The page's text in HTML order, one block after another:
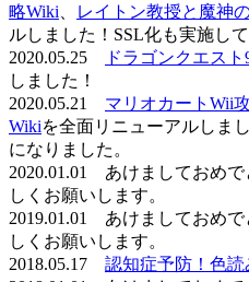
略Wiki
レイトン教授と魔神
ルしました！SSL化も実施して
2020.05.25
ドラゴンクエス
しました！
2020.05.21 マリオカートWii
Wikiを全面リニューアルしま
になりました。
2020.01.01 あけましておめ
しくお願いします。
2019.01.01 あけましておめ
しくお願いします。
2018.05.17 認知症予防！色